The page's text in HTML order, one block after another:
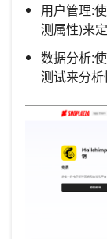
用户管理:
测属性)来
数据分析:
测试来分析